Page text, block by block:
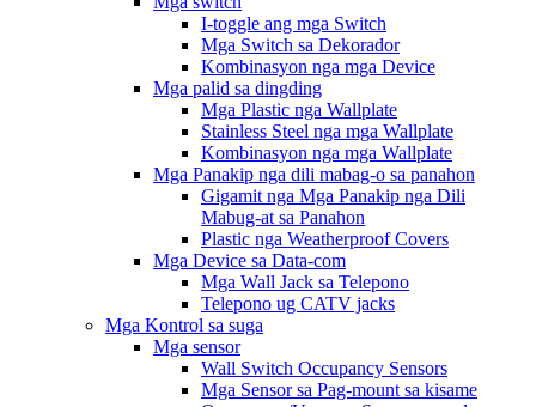
I-toggle ang mga Switch
Mga Switch sa Dekorador
Kombinasyon nga mga Device
Mga palid sa dingding
Mga Plastic nga Wallplate
Stainless Steel nga mga Wallplate
Kombinasyon nga mga Wallplate
Mga Panakip nga dili mabag-o sa panahon
Gigamit nga Mga Panakip nga Dili
Mabug-at sa Panahon
Plastic nga Weatherproof Covers
Mga Device sa Data-com
Mga Wall Jack sa Telepono
Telepono ug CATV jacks
Mga Kontrol sa suga
Mga sensor
Wall Switch Occupancy Sensors
Mga Sensor sa Pag-mount sa kisame